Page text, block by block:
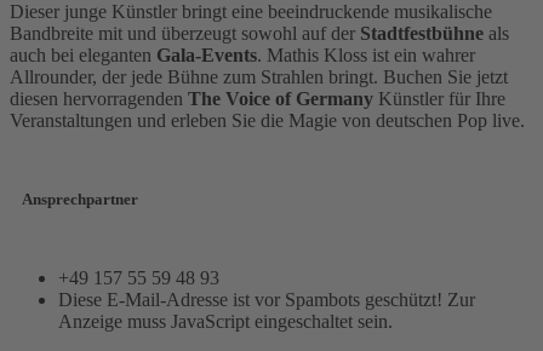
Dieser junge Künstler bringt eine beeindruckende musikalische
Bandbreite mit und überzeugt sowohl auf der Stadtfestbühne als
auch bei eleganten Gala-Events. Mathis Kloss ist ein wahrer
Allrounder, der jede Bühne zum Strahlen bringt. Buchen Sie jetzt
diesen hervorragenden The Voice of Germany Künstler für Ihre
Veranstaltungen und erleben Sie die Magie von deutschen Pop live.
Ansprechpartner
+49 157 55 59 48 93
Diese E-Mail-Adresse ist vor Spambots geschützt! Zur
Anzeige muss JavaScript eingeschaltet sein.